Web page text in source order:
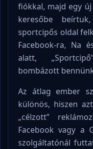
fiókkal, majd egy
keresőbe
sportcipős oldal
Facebook-ra, Na
alatt,
bombázott
Az átlag ember
különös, hiszen
„célzott”
Facebook vagy a
szolgáltatónál